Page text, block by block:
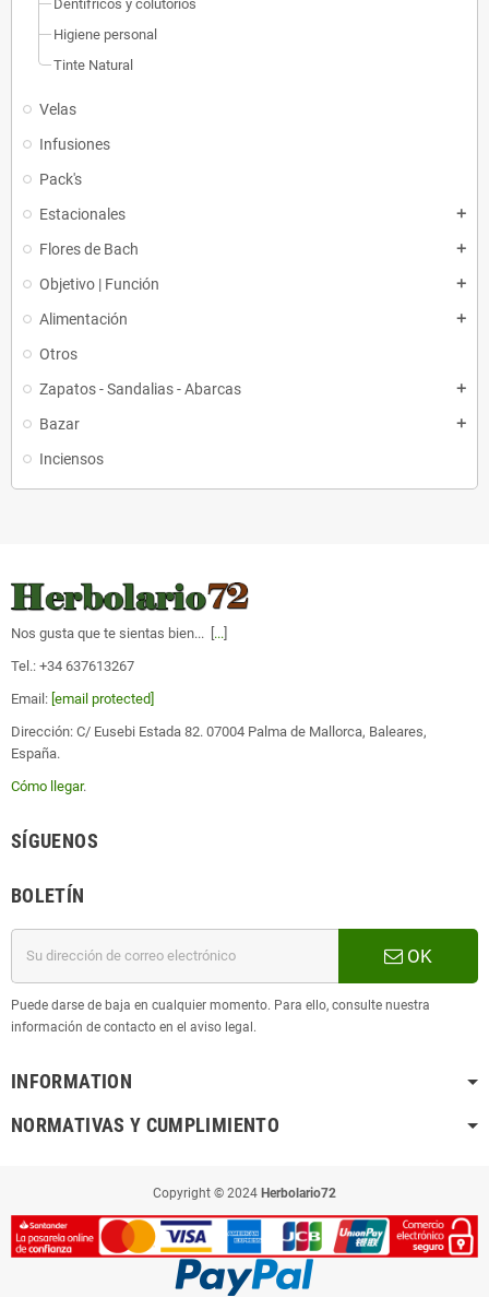
Dentífricos y colutorios
Higiene personal
Tinte Natural
Velas
Infusiones
Pack's
Estacionales
add
Flores de Bach add
Objetivo | Función add
Alimentación add
Otros
Zapatos - Sandalias - Abarcas
add
Bazar add
Inciensos
Nos gusta que te sientas bien... [ ...
Tel.: +34 637613267
Email: [email protected]
Dirección: C/ Eusebi Estada 82. 07004 Palma de Mallorca, Baleares,
España.
Cómo llegar.
SÍGUENOS
BOLETÍN
OK
Puede darse de baja en cualquier momento. Para ello, consulte nuestra
información de contacto en el aviso legal.
INFORMATION
NORMATIVAS Y CUMPLIMIENTO
Copyright © 2024 Herbolario72